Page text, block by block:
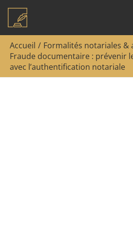
Aller
contenu
Accueil
Formalités notariales &
Fraude documentaire : prévenir
avec l’authentification notariale
Rechercher